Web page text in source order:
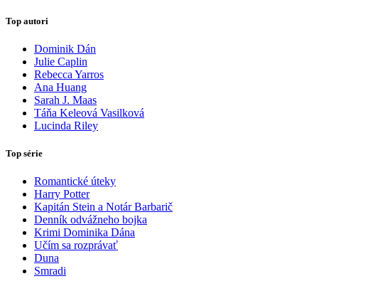
Top autori
Dominik Dán
Julie Caplin
Rebecca Yarros
Ana Huang
Sarah J. Maas
Táňa Keleová Vasilková
Lucinda Riley
Top série
Romantické úteky
Harry Potter
Kapitán Stein a Notár Barbarič
Denník odvážneho bojka
Krimi Dominika Dána
Učím sa rozprávať
Duna
Smradi